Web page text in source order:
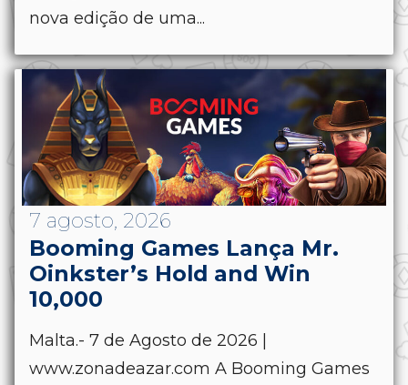
nova edição de uma...
7 agosto, 2026
Booming Games Lança Mr.
Oinkster’s Hold and Win
10,000
Malta.- 7 de Agosto de 2026 |
www.zonadeazar.com A Booming Games